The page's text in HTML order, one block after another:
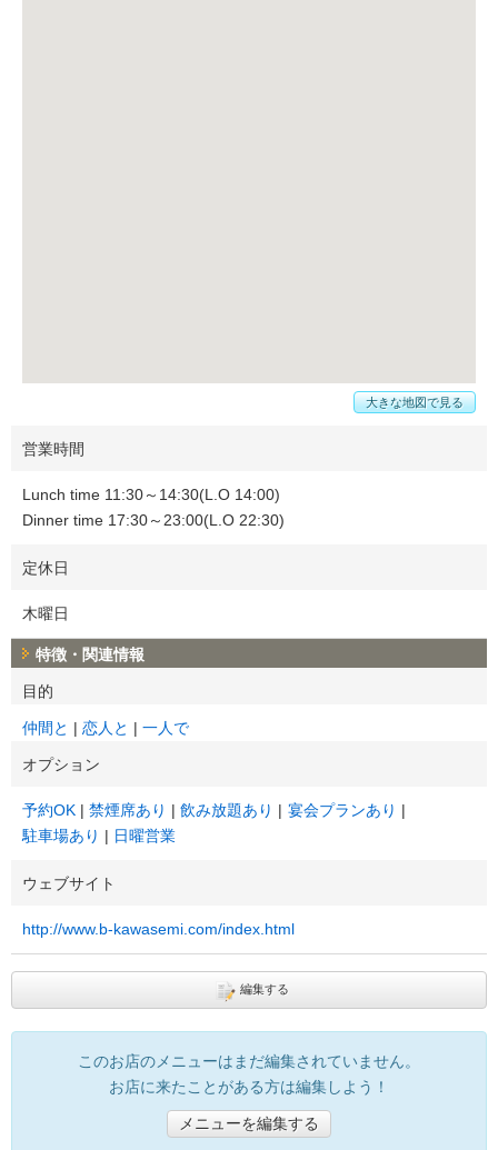
大きな地図で見る
営業時間
Lunch time 11:30～14:30(L.O 14:00)
Dinner time 17:30～23:00(L.O 22:30)
定休日
木曜日
特徴・関連情報
目的
仲間と 恋人と 一人で
オプション
予約OK 禁煙席あり 飲み放題あり
宴会プランあり
駐車場あり
日曜営業
ウェブサイト
http://www.b-kawasemi.com/index.html
編集する
このお店のメニューはまだ編集されていません。
お店に来たことがある方は編集しよう！
メニューを編集する